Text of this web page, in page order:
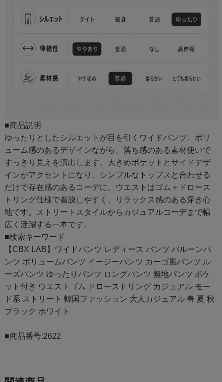
■商品説明
ゆったりとしたシルエットが目を引くワイドパンツ。ボリ
ューム感のあるデザインながら、落ち感のある素材使いで
すっきり見えを演出します。大きめポケットとサイドデザ
インがアクセントになり、シンプルなトップスと合わせる
だけで存在感のあるコーデに。ウエストはゴム＋ドロース
トリング仕様で着脱しやすく、リラックス感のある穿き心
地です。ストリートスタイルからカジュアルコーデまで幅
広く活躍する一本です。
■検索キーワード
【CBX LAB】ワイドパンツ レディース パンツ バルーンパ
ンツ ボリュームパンツ イージーパンツ カーゴ風パンツ ル
ーズパンツ ゆったりパンツ ロングパンツ 無地パンツ ポケ
ット付き ウエストゴム ドローストリング カジュアル モー
ド系 ストリート 韓国ファッション 大人カジュアル 春 夏 秋
ブラック ホワイト
■商品番号:2622